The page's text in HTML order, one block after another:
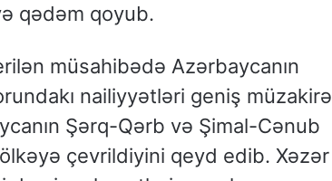
qədəm qoyub.
müsahibədə Azərbaycanın
nailiyyətləri geniş müzakirə
Şərq-Qərb və Şimal-Cənub
çevrildiyini qeyd edib. Xəzər